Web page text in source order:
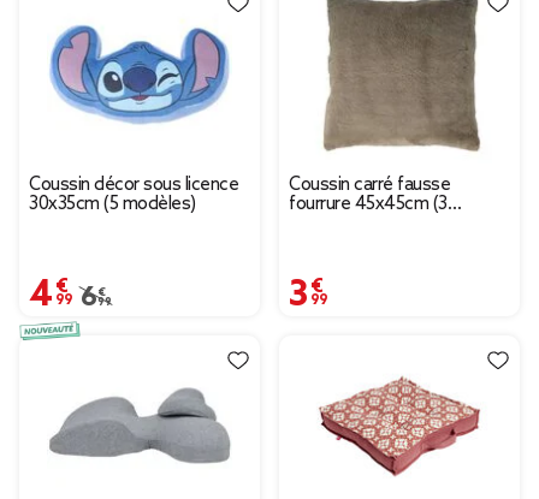
Coussin décor sous licence
30x35cm (5 modèles)
4,99 €
Prix remisé de 6,99 € à 4,99 €
6,99 €
Coussin carré fausse
fourrure 45x45cm (3
3,99 €